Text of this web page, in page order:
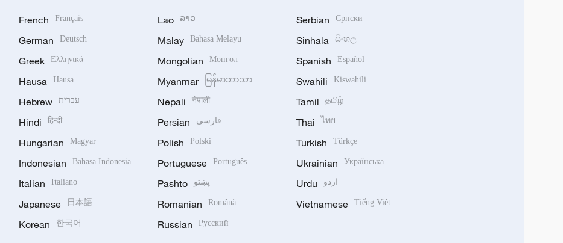
French Français
German Deutsch
Greek Ελληνικά
Hausa Hausa
Hebrew עברית
Hindi हिन्दी
Hungarian Magyar
Indonesian Bahasa Indonesia
Italian Italiano
Japanese 日本語
Korean 한국어
Lao ລາວ
Malay Bahasa Melayu
Mongolian Монгол
Myanmar မြန်မာဘာသာ
Nepali नेपाली
Persian فارسی
Polish Polski
Portuguese Português
Pashto پښتو
Romanian Română
Russian Русский
Serbian Српски
Sinhala සිංහල
Spanish Español
Swahili Kiswahili
Tamil தமிழ்
Thai ไทย
Turkish Türkçe
Ukrainian Українська
Urdu اردو
Vietnamese Tiếng Việt